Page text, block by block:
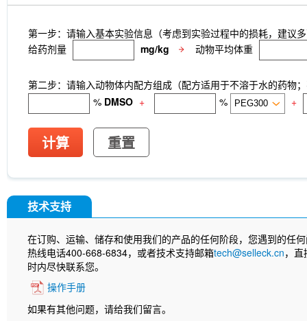
第一步：请输入基本实验信息（考虑到实验过程中的损耗，建议
给药剂量
mg/kg 动物平均体重
第二步：请输入动物体内配方组成（配方适用于不溶于水的药物
% DMSO + % +
计算 重置
技术支持
在订购、运输、储存和使用我们的产品的任何阶段，您遇到的任
热线电话400-668-6834，或者技术支持邮箱tech@selleck.cn，
时内尽快联系您。
操作手册
如果有其他问题，请给我们留言。